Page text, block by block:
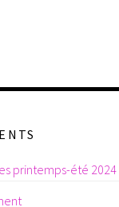
printemps-été 2024